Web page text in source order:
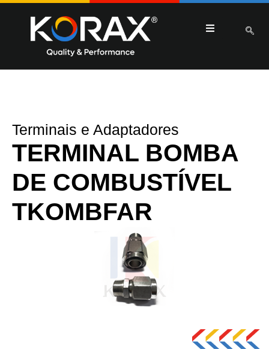
Terminais e Adaptadores
TERMINAL BOMBA
DE COMBUSTÍVEL
TKOMBFAR